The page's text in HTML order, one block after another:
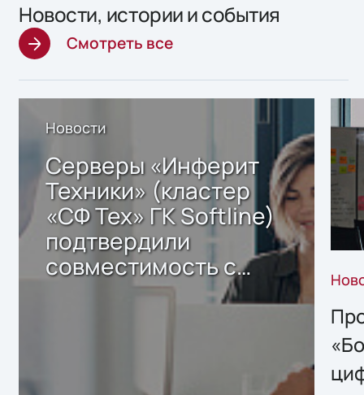
Новости, истории и события
Смотреть все
Новости
Серверы «Инферит
Техники» (кластер
«СФ Тех» ГК Softline)
подтвердили
совместимость с
решением Sharx